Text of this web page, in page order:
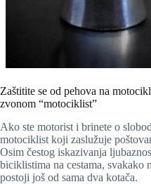
Zaštitite se od pehova na
zvonom “motociklist”
Ako ste motorist i brinete o
motociklist koji zaslužuje
Osim čestog iskazivanja
biciklistima na cestama, svakako
postoji još od sama dva kotača.